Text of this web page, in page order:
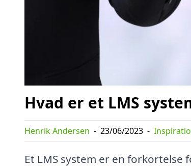
Hvad er et LMS
Henrik Andersen - 23/06/2023 -
Et LMS system er en